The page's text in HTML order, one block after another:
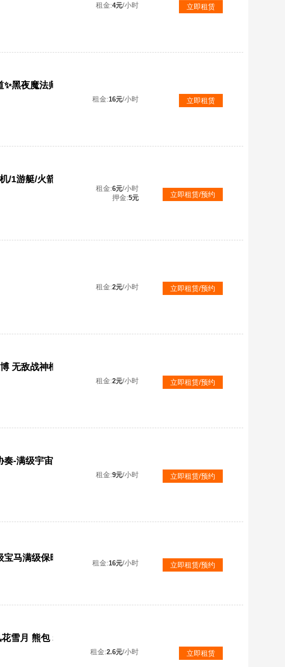
租金:4元/小时 立即租赁
租金:16元/小时 立即租赁
/1游艇/火箭少女/洛天依
租金:6元/小时
押金:5元 立即租赁/预约
租金:2元/小时 立即租赁/预约
租金:2元/小时 立即租赁/预约
租金:9元/小时 立即租赁/预约
满级红装仙逆王林✨冰绡玉麟星梦奇缘Aug9把九级枪✨满级宝马满级保时捷满级布加迪120粉20
租金:16元/小时 立即租赁/预约
雪月 熊包 老六服
租金:2.6元/小时 立即租赁